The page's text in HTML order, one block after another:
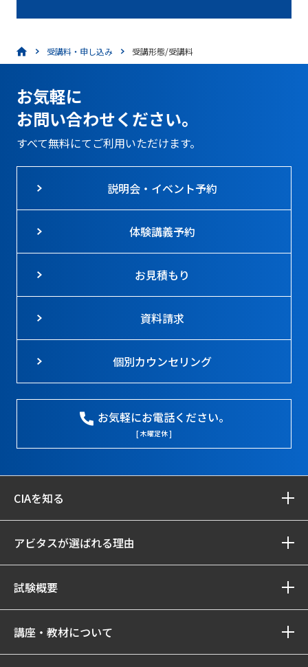
受講料・申し込み 受講形態/受講料
お気軽に
お問い合わせください。
すべて無料にてご利用いただけます。
説明会・イベント予約
体験講義予約
お見積もり
資料請求
個別カウンセリング
お気軽にお電話ください。
[ 木曜定休 ]
CIAを知る
アビタスが選ばれる理由
試験概要
講座・教材について